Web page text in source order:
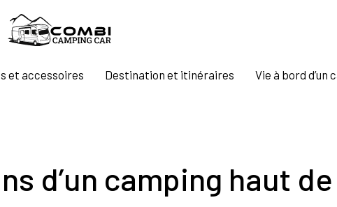
et accessoires Destination et itinéraires Vie à bord d’un
d’un camping haut